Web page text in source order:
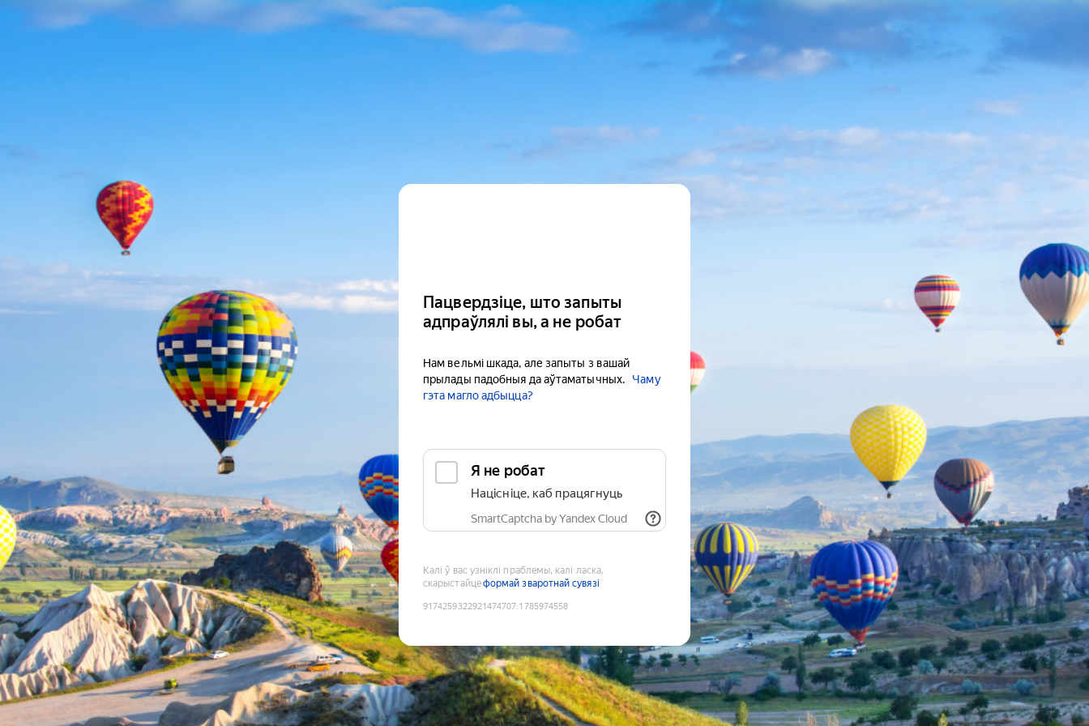
Пацвердзіце, што запыты
адпраўлялі вы, а не робат
Нам вельмі шкада, але запыты з вашай
прылады падобныя да аўтаматычных.
Чаму
гэта магло адбыцца?
Я не робат
Націсніце, каб працягнуць
SmartCaptcha by Yandex Cloud
Калі ў вас узніклі праблемы, калі ласка,
скарыстайцеформай зваротнай сувязі
9174259322921474707:1785974558